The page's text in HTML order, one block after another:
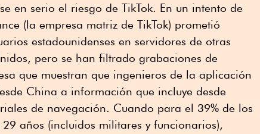
en serio el riesgo de TikTok. En un intento de
(la empresa matriz de TikTok) prometió
estadounidenses en servidores de otras
pero se han filtrado grabaciones de
que muestran que ingenieros de la aplicación
China a información que incluye desde
de navegación. Cuando para el 39% de los
años (incluidos militares y funcionarios),